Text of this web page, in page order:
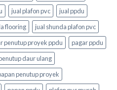
jual plafon pvc
jual ppdu
flooring
jual shunda plafon pvc
penutup proyek ppdu
pagar ppdu
daur ulang
penutup proyek